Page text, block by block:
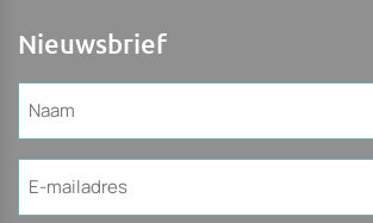
Nieuwsbrief
mailadres